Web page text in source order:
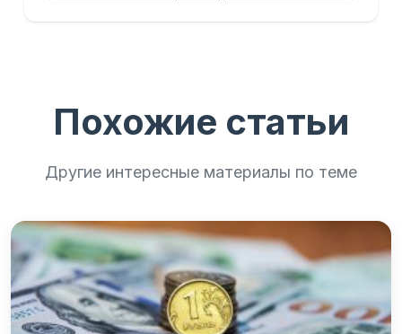
Похожие статьи
Другие интересные материалы по теме